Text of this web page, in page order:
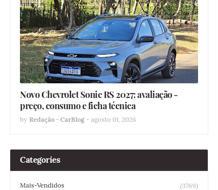
Novo Chevrolet Sonic RS 2027: avaliação -
preço, consumo e ficha técnica
by Redação - CarBlog - agosto 01, 2026
Categories
Mais-Vendidos
(3769)